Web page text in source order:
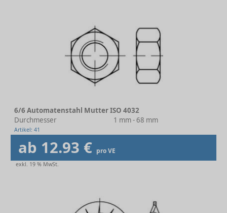
6/6 Automatenstahl Mutter ISO 4032
Durchmesser
1 mm - 68 mm
Artikel: 41
ab 12.93 € pro VE
exkl. 19 % MwSt.